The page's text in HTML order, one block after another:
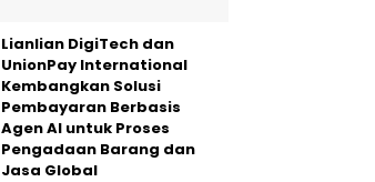
Lianlian DigiTech dan
UnionPay International
Kembangkan Solusi
Pembayaran Berbasis
Agen AI untuk Proses
Pengadaan Barang dan
Jasa Global